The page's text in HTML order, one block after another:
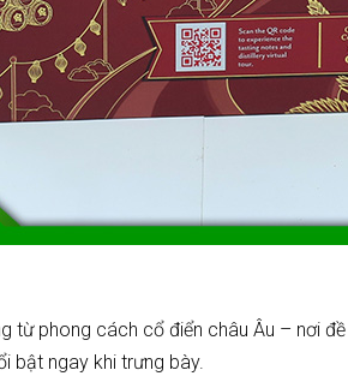
từ phong cách cổ điển châu Âu – nơi
bật ngay khi trưng bày.